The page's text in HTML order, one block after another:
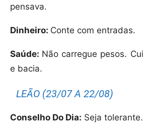
pensava.
Dinheiro: Conte com entradas.
Saúde: Não carregue pesos.
e bacia.
LEÃO (23/07 A 22/08)
Conselho Do Dia: Seja tolerante.